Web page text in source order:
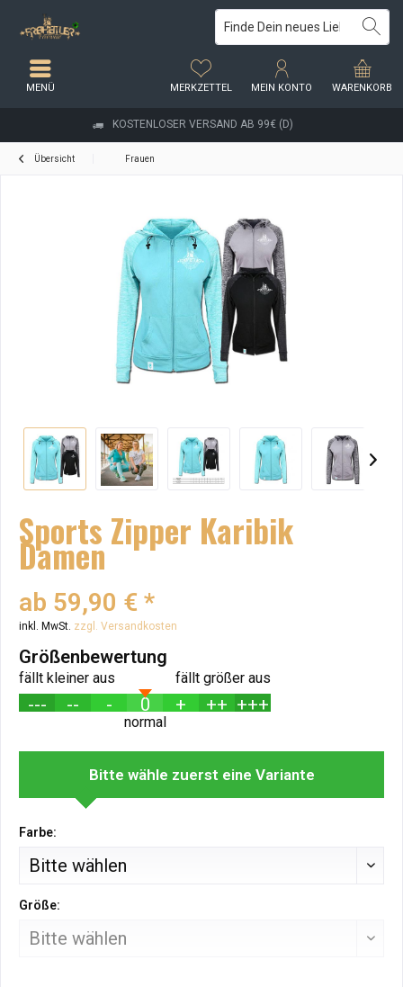
KOSTENLOSER VERSAND AB 99€ (D)
WARENKORB
MERKZETTEL MEIN KONTO
MENÜ
Übersicht Frauen
Sports Zipper Karibik
Damen
ab 59,90 € *
inkl. MwSt. zzgl. Versandkosten
Größenbewertung
fällt größer aus
fällt kleiner aus
--- -- - 0 + ++ +++
normal
Bitte wähle zuerst eine Variante
Farbe:
Größe: